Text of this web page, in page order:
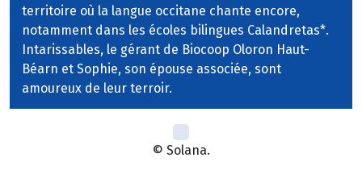
territoire où la langue occitane chante encore,
notamment dans les écoles bilingues Calandretas*.
Intarissables, le gérant de Biocoop Oloron Haut-
Béarn et Sophie, son épouse associée, sont
amoureux de leur terroir.
© Solana.